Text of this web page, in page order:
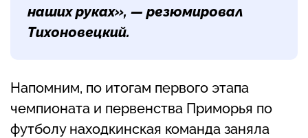
наших руках», — резюмировал
Тихоновецкий.
Напомним, по итогам первого этапа
чемпионата и первенства Приморья по
футболу находкинская команда заняла